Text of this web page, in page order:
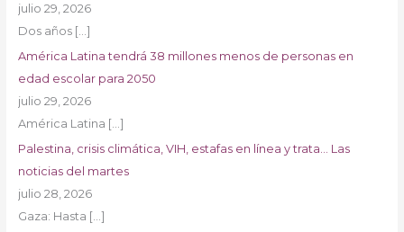
julio 29, 2026
Dos años […]
América Latina tendrá 38 millones menos de personas en
edad escolar para 2050
julio 29, 2026
América Latina […]
Palestina, crisis climática, VIH, estafas en línea y trata… Las
noticias del martes
julio 28, 2026
Gaza: Hasta […]